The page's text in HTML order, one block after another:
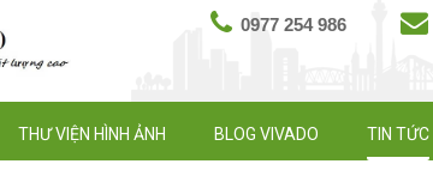
0977 254 986
THƯ VIỆN HÌNH ẢNH BLOG VIVADO TIN TỨC